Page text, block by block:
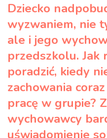
Dziecko
wyzwaniem, nie
ale i jego
przedszkolu. Jak
poradzić, kiedy
zachowania
pracę w grupie?
wychowawcy
uświadomienie